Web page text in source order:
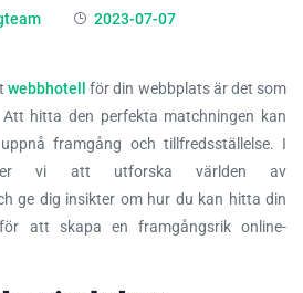
2023-07-07
webbhotell
för din webbplats är det som
hitta den perfekta matchningen kan
framgång och tillfredsställelse. I
vi att utforska världen av
ge dig insikter om hur du kan hitta din
att skapa en framgångsrik online-